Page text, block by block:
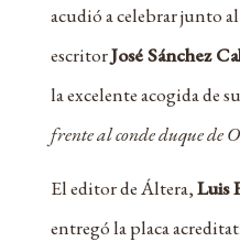
acudió a celebrar junto
escritorJosé Sánchez
la excelente acogida de
frente al conde duque de
El editor de Áltera,Luis
entregó la placa